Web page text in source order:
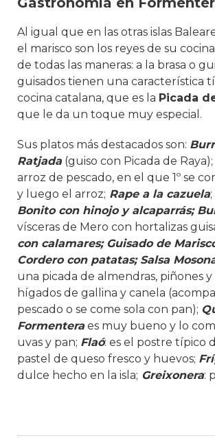
Al igual que en las otras islas
el marisco son los reyes de su
de todas las maneras: a la brasa o
guisados tienen una característica
cocina catalana, que es la Picada
que le da un toque muy especial.
Sus platos más destacados son:
Ratjada(guiso con Picada de Raya);
arroz de pescado, en el que 1º se
y luego el arroz; Rape a la cazuela;
Bonito con hinojo y alcaparrás;
vísceras de Mero con hortalizas
con calamares; Guisado de
Cordero con patatas; Salsa
una picada de almendras, piñones y
hígados de gallina y canela
pescado o se come sola con pan);
Formenteraes muy bueno y lo
uvas y pan; Flaó: es el postre típico
pastel de queso fresco y huevos;
dulce hecho en la isla; Greixonera: